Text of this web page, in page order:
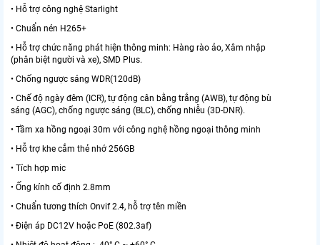
• Hỗ trợ công nghệ Starlight
• Chuẩn nén H265+
• Hỗ trợ chức năng phát hiện thông minh: Hàng rào ảo, Xâm nhập
(phân biệt người và xe), SMD Plus.
• Chống ngược sáng WDR(120dB)
• Chế độ ngày đêm (ICR), tự động cân bằng trắng (AWB), tự động bù
sáng (AGC), chống ngược sáng (BLC), chống nhiễu (3D-DNR).
• Tầm xa hồng ngoại 30m với công nghệ hồng ngoại thông minh
• Hỗ trợ khe cắm thẻ nhớ 256GB
• Tích hợp mic
• Ống kính cố định 2.8mm
• Chuẩn tương thích Onvif 2.4, hỗ trợ tên miền
• Điện áp DC12V hoặc PoE (802.3af)